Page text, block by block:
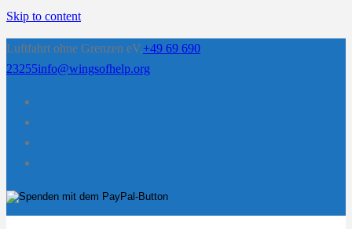
Skip to content
Luftfahrt ohne Grenzen eV.+49 69 690
23255info@wingsofhelp.org